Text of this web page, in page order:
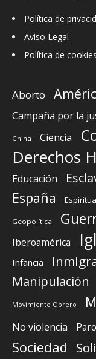
Política de
Aviso Legal
Política de cookies
Aborto
Campaña por la
China Ciencia
Derechos
Educación
España
Geopolítica
Iberoamérica
Infancia
Manipulación
Movimiento Obrero
No violencia
Paro
Sociedad